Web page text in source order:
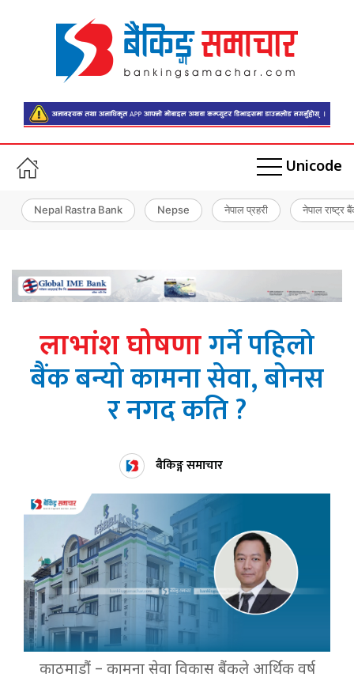
Unicode
Nepal Rastra Bank Nepse नेपाल प्रहरी नेपाल राष्ट्र
लाभांश घोषणागर्ने पहिलो
बैंक बन्यो कामना सेवा, बोनस
र नगद कति ?
बैकिङ्ग समाचार
काठमाडौं – कामना सेवा विकास बैंकले आर्थिक वर्ष